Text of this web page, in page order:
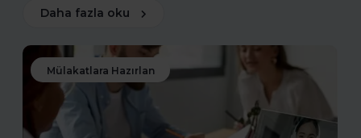
Daha fazla oku
Mülakatlara Hazırlan